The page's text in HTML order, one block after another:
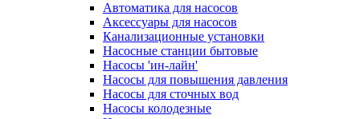
Автоматика для насосов
Аксессуары для насосов
Канализационные установки
Насосные станции бытовые
Насосы 'ин-лайн'
Насосы для повышения давления
Насосы для сточных вод
Насосы колодезные